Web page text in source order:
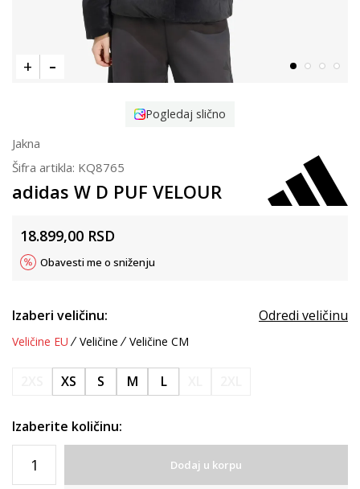
Pogledaj slično
Jakna
Šifra artikla: KQ8765
adidas W D PUF VELOUR
18.899,00 RSD
Obavesti me o sniženju
Izaberi veličinu: Odredi veličinu
Veličine EU Veličine Veličine CM
XS S M L
Izaberite količinu:
Dodaj u korpu